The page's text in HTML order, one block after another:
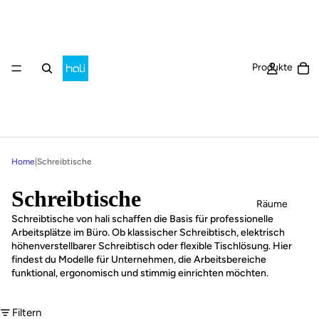
Produkte
Räume
Home Schreibtische
Schreibtische
Schreibtische von hali schaffen die Basis für professionelle
Arbeitsplätze im Büro. Ob klassischer Schreibtisch, elektrisch
höhenverstellbarer Schreibtisch oder flexible Tischlösung. Hier
findest du Modelle für Unternehmen, die Arbeitsbereiche
funktional, ergonomisch und stimmig einrichten möchten.
Filtern